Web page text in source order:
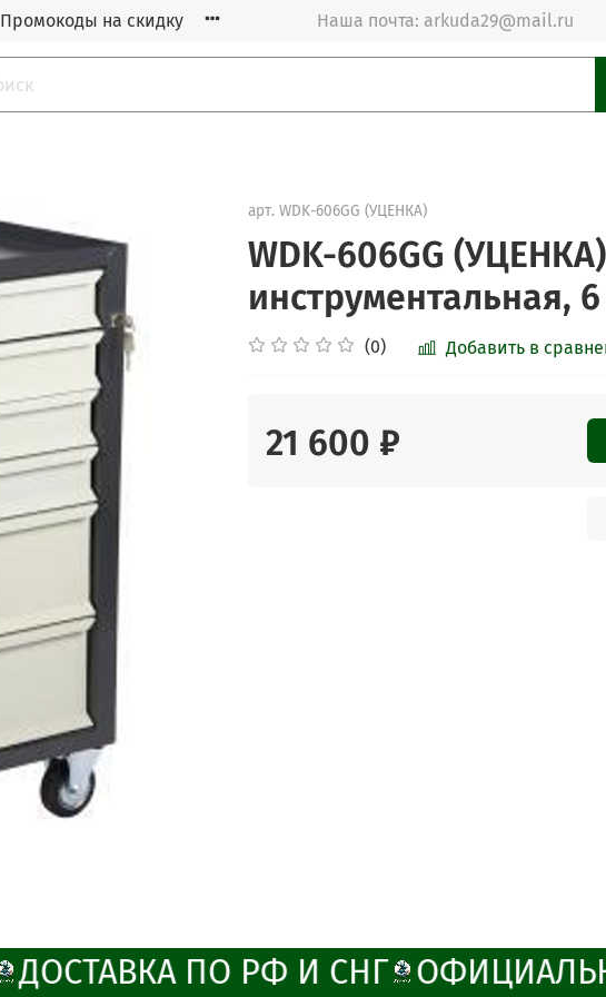
Промокоды на скидку Наша почта: arkuda29@mail.ru
арт. WDK-606GG (УЦЕНКА)
WDK-606GG
инструментальная,
(0) Добавить в
21 600 ₽
ДОСТАВКА ПО РФ И СНГ